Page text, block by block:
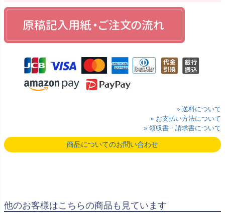
» 送料について
» お支払い方法について
» 領収書・請求書について
商品についてのお問い合わせ
他のお客様はこちらの商品も見ています